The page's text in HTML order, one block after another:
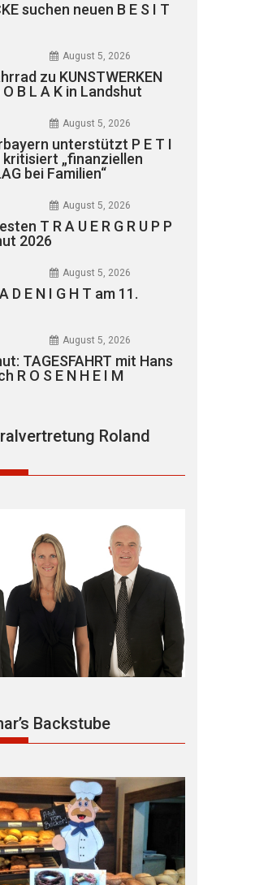
suchen neuen B E S I T
August 5, 2026
zu KUNSTWERKEN
B L A K in Landshut
August 5, 2026
unterstützt P E T I
kritisiert „finanziellen
bei Familien“
August 5, 2026
T R A U E R G R U P P
2026
August 5, 2026
D E N I G H T am 11.
August 5, 2026
TAGESFAHRT mit Hans
R O S E N H E I M
Roland
Backstube